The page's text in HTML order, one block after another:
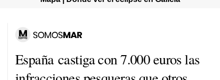
España castiga con 7.000 euros las